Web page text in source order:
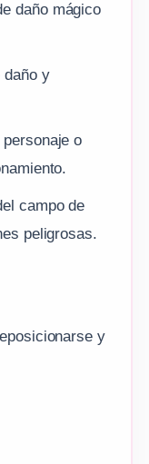
daño mágico
daño y
o
campo de
peligrosas.
y